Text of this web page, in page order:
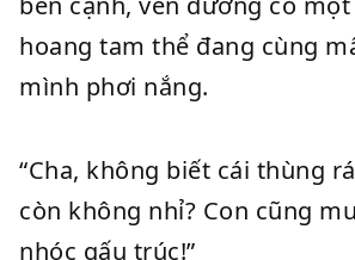
hoang tam thể đang cùng
mình phơi nắng.
“Cha, không biết cái thùng
còn không nhỉ? Con cũng
nhóc gấu trúc!”